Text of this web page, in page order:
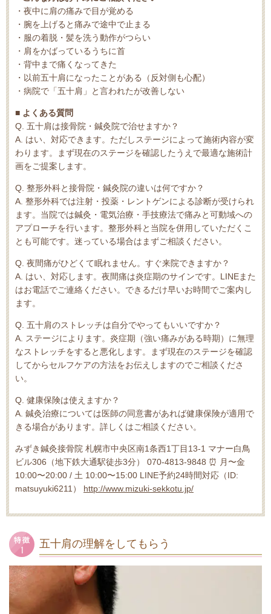
・夜中に肩の痛みで目が覚める
・腕を上げると痛みで途中で止まる
・服の着脱・髪を洗う動作がつらい
・肩をかばっているうちに首
・背中まで痛くなってきた
・以前五十肩になったことがある（反対側も心配）
・病院で「五十肩」と言われたが改善しない
■ よくある質問
Q. 五十肩は接骨院・鍼灸院で治せますか？
A. はい、対応できます。ただしステージによって施術内容が変
わります。まず現在のステージを確認したうえで最適な施術計
画をご提案します。
Q. 整形外科と接骨院・鍼灸院の違いは何ですか？
A. 整形外科では注射・投薬・レントゲンによる診断が受けられ
ます。当院では鍼灸・電気治療・手技療法で痛みと可動域への
アプローチを行います。整形外科と当院を併用していただくこ
とも可能です。迷っている場合はまずご相談ください。
Q. 夜間痛がひどくて眠れません。すぐ来院できますか？
A. はい、対応します。夜間痛は炎症期のサインです。LINEまた
はお電話でご連絡ください。できるだけ早いお時間でご案内し
ます。
Q. 五十肩のストレッチは自分でやってもいいですか？
A. ステージによります。炎症期（強い痛みがある時期）に無理
なストレッチをすると悪化します。まず現在のステージを確認
してからセルフケアの方法をお伝えしますのでご相談くださ
い。
Q. 健康保険は使えますか？
A. 鍼灸治療については医師の同意書があれば健康保険が適用で
きる場合があります。詳しくはご相談ください。
みずき鍼灸接骨院 札幌市中央区南1条西1丁目13-1 マナー白鳥
ビル306（地下鉄大通駅徒歩3分） 070-4813-9848 ⏰ 月〜金
10:00〜20:00 / 土 10:00〜15:00 LINE予約24時間対応（ID:
matsuyuki6211） http://www.mizuki-sekkotu.jp/
五十肩の理解をしてもらう